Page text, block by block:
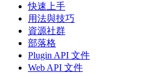
快速上手
用法與技巧
資源社群
部落格
Plugin API 文件
Web API 文件